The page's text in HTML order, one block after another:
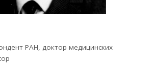
РАН, доктор медицинских